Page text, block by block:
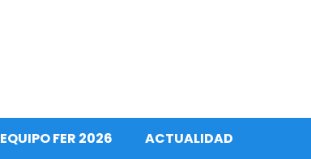
EQUIPO FER 2026 ACTUALIDAD